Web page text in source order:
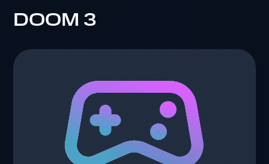
DOOM 3